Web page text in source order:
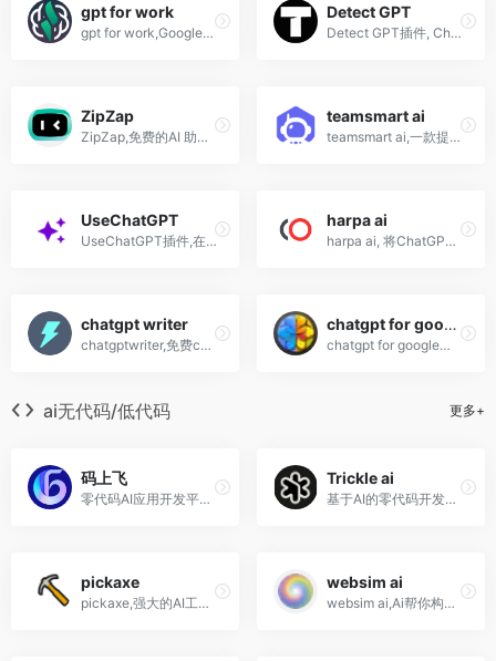
gpt for work
gpt for work,Google表格和文档使用chatgpt插件
Detect GPT
Detect GPT插件, Chrome扩展程序,查看您浏览的页面是否包含人工智能生成的内容
ZipZap
ZipZap,免费的AI 助手,chatgpt插件,支持chrome,edge浏览器
teamsmart ai
teamsmart ai,一款提供工作效率的chatgpt Chrome浏览器插件
UseChatGPT
UseChatGPT插件,在任何网站上改写、总结、翻译、解释或回复文本，无需复制粘贴
harpa ai
harpa ai, 将ChatGPT插件,集成到Chrome浏览器
chatgpt writer
chatgptwriter,免费chatgpt Chrome浏览器扩展
chatgpt for google插件
chatgpt for google插件,支持Edge,chrome,firefox,将Cha tGPT整合到搜索引擎
ai无代码/低代码 更多+
码上飞
零代码AI应用开发平台，用户只需一句话简单描述需求，AI能自动生成小程序、APP或H5网页应用，无需编写代码。
Trickle ai
基于AI的零代码开发工具，用户可以通过自然语言描述需求，快速生成网页、表单和应用，支持一键部署访问，Trickle适合小商家、创业者、设计师和普通开发者。
pickaxe
pickaxe,强大的AI工具构建器,无需编写代码即可创建和部署AI驱动的应用程序
websim ai
websim ai,Ai帮你构建在线网页应用